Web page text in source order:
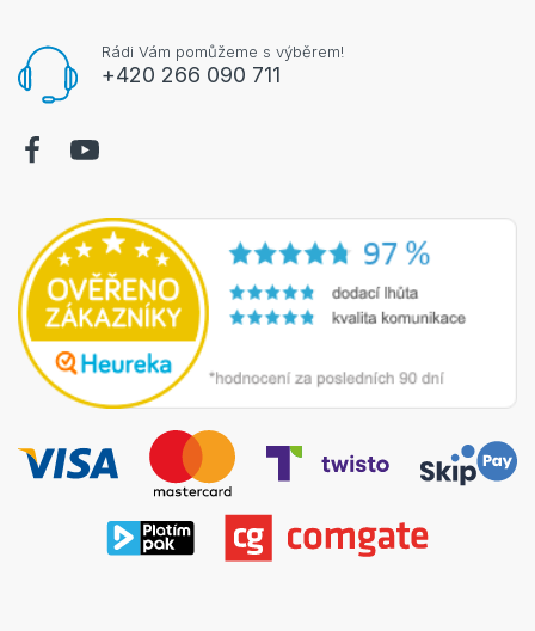
Rádi Vám pomůžeme s výběrem!
+420 266 090 711